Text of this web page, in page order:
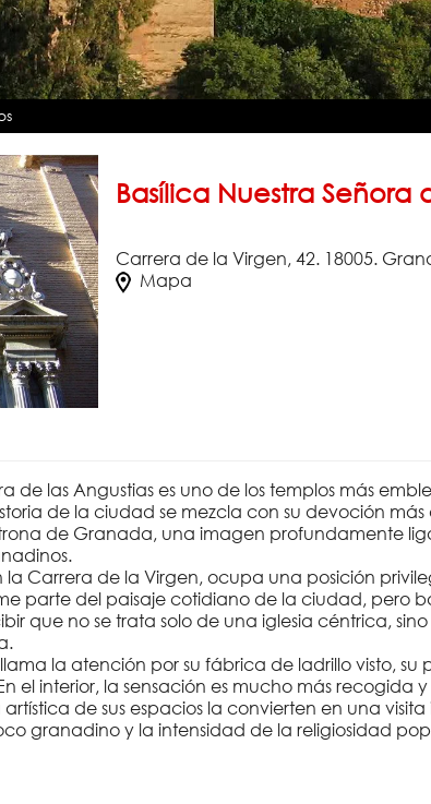
Basílica Nuestra Señora
Carrera de la Virgen, 42. 18005.
Mapa
de las Angustias es uno de los templos más
de la ciudad se mezcla con su devoción
de Granada, una imagen profundamente
la Carrera de la Virgen, ocupa una posición
parte del paisaje cotidiano de la ciudad, pero
que no se trata solo de una iglesia céntrica,
la atención por su fábrica de ladrillo visto, su
el interior, la sensación es mucho más recogida
de sus espacios la convierten en una
granadino y la intensidad de la religiosidad